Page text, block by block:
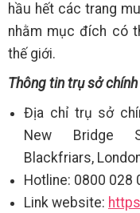
hầu hết các trang
nhằm mục đích có
thế giới.
Thông tin trụ sở
Địa chỉ trụ sở
New Bridge
Blackfriars,
Hotline: 0800 028
Link website: